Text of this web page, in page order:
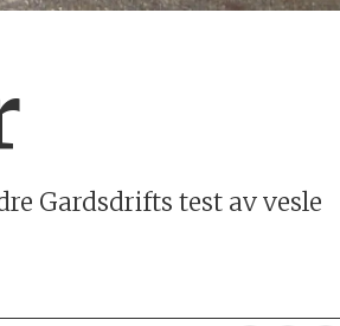
Gardsdrifts test av vesle